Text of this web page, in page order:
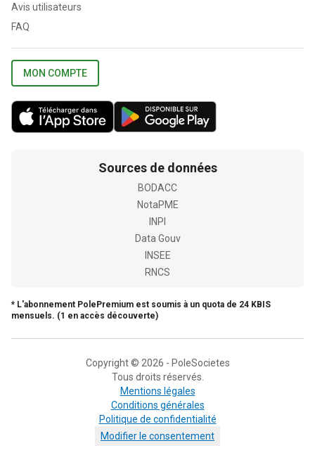
Avis utilisateurs
FAQ
MON COMPTE
Sources de données
BODACC
NotaPME
INPI
Data Gouv
INSEE
RNCS
* L'abonnement PolePremium est soumis à un quota de 24 KBIS
mensuels. (1 en accès découverte)
Copyright © 2026 - PoleSocietes
Tous droits réservés.
Mentions légales
Conditions générales
Politique de confidentialité
Modifier le consentement